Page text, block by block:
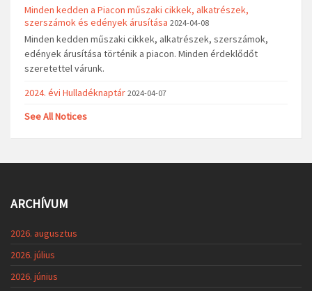
Minden kedden a Piacon műszaki cikkek, alkatrészek,
szerszámok és edények árusítása 2024-04-08
Minden kedden műszaki cikkek, alkatrészek, szerszámok,
edények árusítása történik a piacon. Minden érdeklődőt
szeretettel várunk.
2024. évi Hulladéknaptár 2024-04-07
See All Notices
ARCHÍVUM
2026. augusztus
2026. július
2026. június